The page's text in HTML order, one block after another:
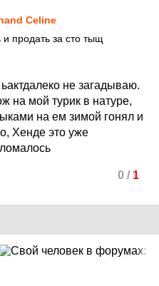
Celine
и продать за сто тыщ
не загадываю.
на мой турик в натуре,
на ем зимой гонял и
Хенде это уже
0 / 1